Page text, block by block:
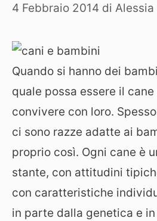
4 Febbraio 2014 di Alessia
Quando si hanno dei
quale possa essere il
convivere con loro.
ci sono razze adatte ai
proprio così. Ogni cane è
stante, con attitudini
con caratteristiche
in parte dalla genetica e